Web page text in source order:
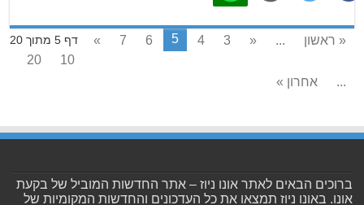
דף 5 מתוך 20 « ראשון ...
«
3
4
5
6
7
»
10
20
...
אחרון »
ברוכים הבאים לאתר אונו ניוז – אתר החדשות המוביל של בקעת
אונו. באונו ניוז תמצאו את כל העדכונים והחדשות המקומיות של